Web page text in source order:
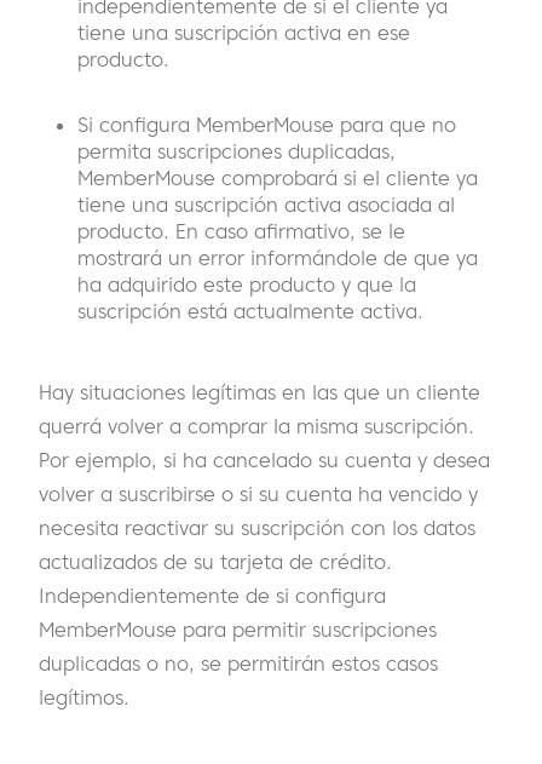
independientemente de si el cliente ya
tiene una suscripción activa en ese
producto.
Si configura MemberMouse para que no
permita suscripciones duplicadas,
MemberMouse comprobará si el cliente ya
tiene una suscripción activa asociada al
producto. En caso afirmativo, se le
mostrará un error informándole de que ya
ha adquirido este producto y que la
suscripción está actualmente activa.
Hay situaciones legítimas en las que un cliente
querrá volver a comprar la misma suscripción.
Por ejemplo, si ha cancelado su cuenta y desea
volver a suscribirse o si su cuenta ha vencido y
necesita reactivar su suscripción con los datos
actualizados de su tarjeta de crédito.
Independientemente de si configura
MemberMouse para permitir suscripciones
duplicadas o no, se permitirán estos casos
legítimos.